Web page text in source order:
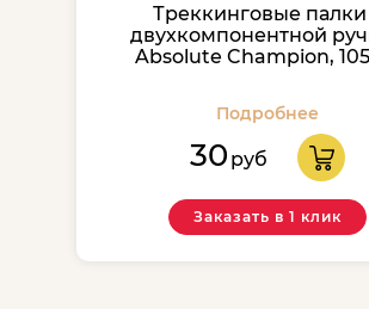
Треккинговые палки
двухкомпонентной
Absolute Champion,
Подробнее
30 руб
Заказать в 1 клик